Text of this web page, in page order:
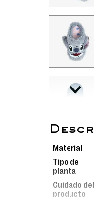
Material
Tipo de
planta
Cuidado del
producto